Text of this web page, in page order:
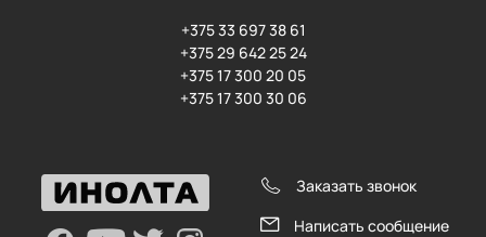
+375 33 697 38 61
+375 29 642 25 24
+375 17 300 20 05
+375 17 300 30 06
Заказать звонок
Написать сообщение